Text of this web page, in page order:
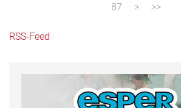
87
RSS-Feed